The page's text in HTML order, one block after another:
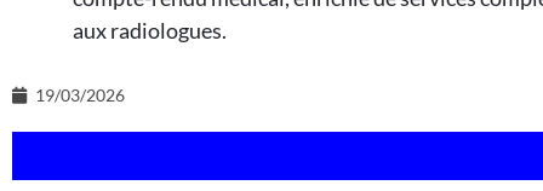
aux radiologues.
19/03/2026